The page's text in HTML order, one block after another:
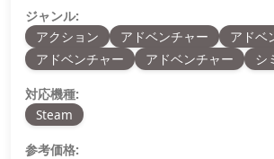
ジャンル:
アクション
アドベンチャー
アドベ
アドベンチャー
アドベンチャー シ
対応機種:
Steam
参考価格: